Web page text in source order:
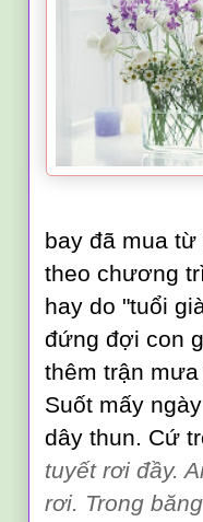
bay đã mua
theo chương
hay do "tuổi
đứng đợi con
thêm trận
Suốt mấy
dây thun. Cứ
tuyết rơi đầy.
rơi. Trong